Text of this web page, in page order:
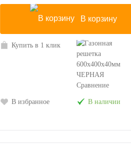
В корзину
Купить в 1 клик
Сравнение
В избранное В наличии